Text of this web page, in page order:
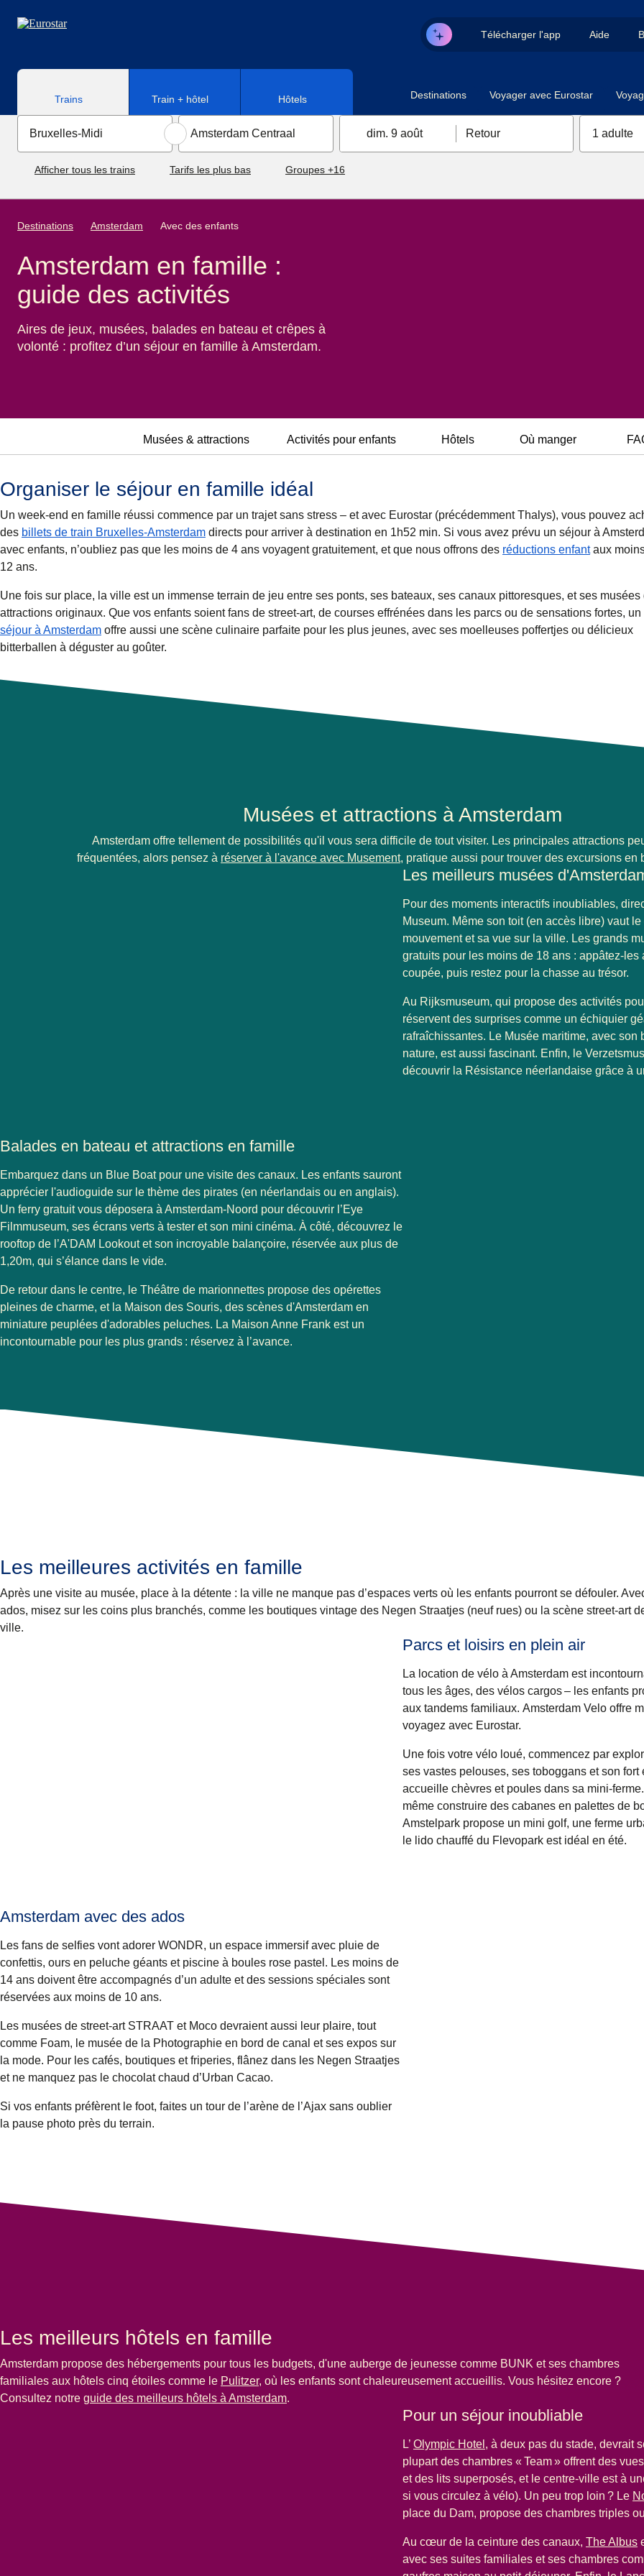
Télécharger l'app Aide
Trains Train + hôtel Hôtels Destinations Voyager avec Eurostar
dim. 9 août Retour 1 adulte
Afficher tous les trains Tarifs les plus bas Groupes +16
Destinations Amsterdam Avec des enfants
Amsterdam en famille :
guide des activités
Aires de jeux, musées, balades en bateau et crêpes à
volonté : profitez d’un séjour en famille à Amsterdam.
Musées & attractions Activités pour enfants Hôtels Où manger
Organiser le séjour en famille idéal
Un week-end en famille réussi commence par un trajet sans stress – et avec Eurostar (précédemment Thalys), vous pouvez
des billets de train Bruxelles-Amsterdam directs pour arriver à destination en 1h52 min. Si vous avez prévu un séjour à
avec enfants, n’oubliez pas que les moins de 4 ans voyagent gratuitement, et que nous offrons des réductions enfantaux
12 ans.
Une fois sur place, la ville est un immense terrain de jeu entre ses ponts, ses bateaux, ses canaux pittoresques, et ses musées
attractions originaux. Que vos enfants soient fans de street-art, de courses effrénées dans les parcs ou de sensations fortes, un
séjour à Amsterdam offre aussi une scène culinaire parfaite pour les plus jeunes, avec ses moelleuses poffertjes ou délicieux
bitterballen à déguster au goûter.
Musées et attractions à Amsterdam
Amsterdam offre tellement de possibilités qu'il vous sera difficile de tout visiter. Les principales attractions
fréquentées, alors pensez à réserver à l'avance avec Musement( Ouvre un nouvel onglet)
, pratique aussi pour trouver des excursions en
Les meilleurs musées
Pour des moments interactifs inoubliables,
Museum. Même son toit (en accès libre) vaut
mouvement et sa vue sur la ville. Les grands
gratuits pour les moins de 18 ans : appâtez-les
coupée, puis restez pour la chasse au trésor.
Au Rijksmuseum, qui propose des activités
réservent des surprises comme un échiquier
rafraîchissantes. Le Musée maritime, avec son
nature, est aussi fascinant. Enfin, le
découvrir la Résistance néerlandaise grâce à
Balades en bateau et attractions en famille
Embarquez dans un Blue Boatpour une visite des canaux. Les enfants sauront
apprécier l'audioguide sur le thème des pirates (en néerlandais ou en anglais).
Un ferry gratuit vous déposera à Amsterdam-Noord pour découvrir l’Eye
Filmmuseum, ses écrans verts à tester et son mini cinéma. À côté, découvrez le
rooftop de l’A'DAM Lookout et son incroyable balançoire, réservée aux plus de
1,20m, qui s’élance dans le vide.
De retour dans le centre, le Théâtre de marionnettes propose des opérettes
pleines de charme, et la Maison des Souris, des scènes d'Amsterdam en
miniature peuplées d'adorables peluches. La Maison Anne Frank est un
incontournable pour les plus grands : réservez à l’avance.
Les meilleures activités en famille
Après une visite au musée, place à la détente : la ville ne manque pas d’espaces verts où les enfants pourront se défouler.
ados, misez sur les coins plus branchés, comme les boutiques vintage des Negen Straatjes (neuf rues) ou la scène street-art
ville.
Parcs et loisirs en plein air
La location de vélo à Amsterdam est
tous les âges, des vélos cargos – les enfants
aux tandems familiaux. Amsterdam Velo offre
voyagez avec Eurostar.
Une fois votre vélo loué, commencez par
ses vastes pelouses, ses toboggans et son
accueille chèvres et poules dans sa mini-
même construire des cabanes en palettes de
Amstelpark propose un mini golf, une ferme
le lido chauffé du Flevopark est idéal en été.
Amsterdam avec des ados
Les fans de selfies vont adorer WONDR, un espace immersif avec pluie de
confettis, ours en peluche géants et piscine à boules rose pastel. Les moins de
14 ans doivent être accompagnés d’un adulte et des sessions spéciales sont
réservées aux moins de 10 ans.
Les musées de street-art STRAAT et Moco devraient aussi leur plaire, tout
comme Foam, le musée de la Photographie en bord de canal et ses expos sur
la mode. Pour les cafés, boutiques et friperies, flânez dans les Negen Straatjes
et ne manquez pas le chocolat chaud d’Urban Cacao.
Si vos enfants préfèrent le foot, faites un tour de l’arène de l’Ajax sans oublier
la pause photo près du terrain.
Les meilleurs hôtels en famille
Amsterdam propose des hébergements pour tous les budgets, d'une auberge de jeunesse comme BUNK et ses chambres
familiales aux hôtels cinq étoiles comme le Pulitzer, où les enfants sont chaleureusement accueillis. Vous hésitez encore ?
Consultez notre guide des meilleurs hôtels à Amsterdam.
Pour un séjour inoubliable
L’ Olympic Hotel , à deux pas du stade, devrait
plupart des chambres « Team » offrent des
et des lits superposés, et le centre-ville est à
si vous circulez à vélo). Un peu trop loin ? Le
place du Dam, propose des chambres triples
Au cœur de la ceinture des canaux, The Albus
avec ses suites familiales et ses chambres